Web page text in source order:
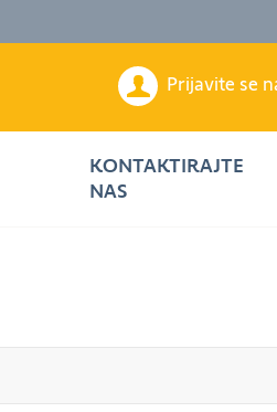
Prijavite se
KONTAKTIRAJTE
NAS